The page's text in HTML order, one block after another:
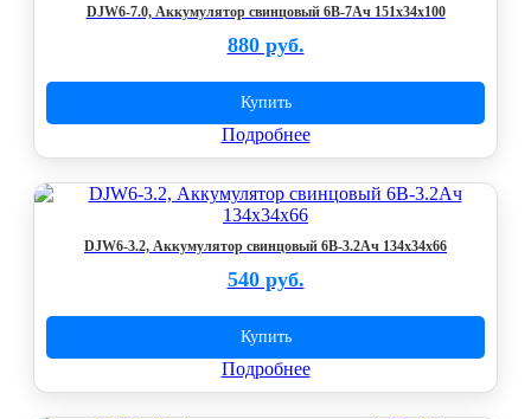
DJW6-7.0, Аккумулятор свинцовый 6B-7Ач 151x34x100
880 руб.
Купить
Подробнее
DJW6-3.2, Аккумулятор свинцовый 6B-3.2Ач 134x34x66
540 руб.
Купить
Подробнее